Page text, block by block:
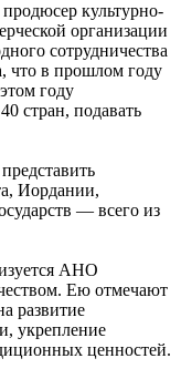
культурно-
организации
сотрудничества
что в прошлом году
году
стран, подавать
Иордании,
— всего из
АНО
Ею отмечают
развитие
укрепление
ценностей.